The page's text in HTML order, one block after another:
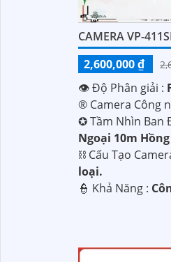
CAMERA VP-
2,600,000 ₫
👁 Độ Phân giải :
®️ Camera Công
✪ Tầm Nhìn Ban
Ngoại 10m
⛓ Cấu Tạo
loại.
️👮 Khả Năng :